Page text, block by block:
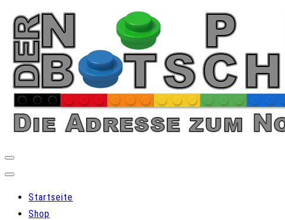
Skip
content
Startseite
Shop